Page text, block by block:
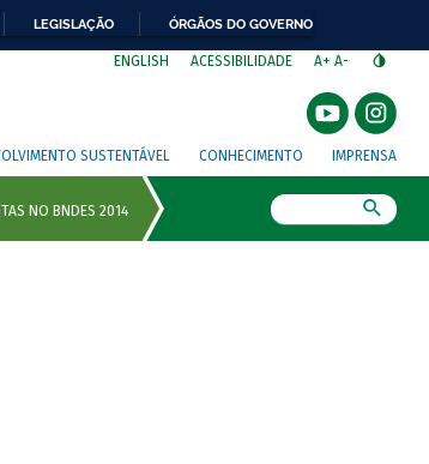
LEGISLAÇÃO ÓRGÃOS DO GOVERNO
ENGLISH ACESSIBILIDADE A+ A-
SUSTENTÁVEL CONHECIMENTO IMPRENSA